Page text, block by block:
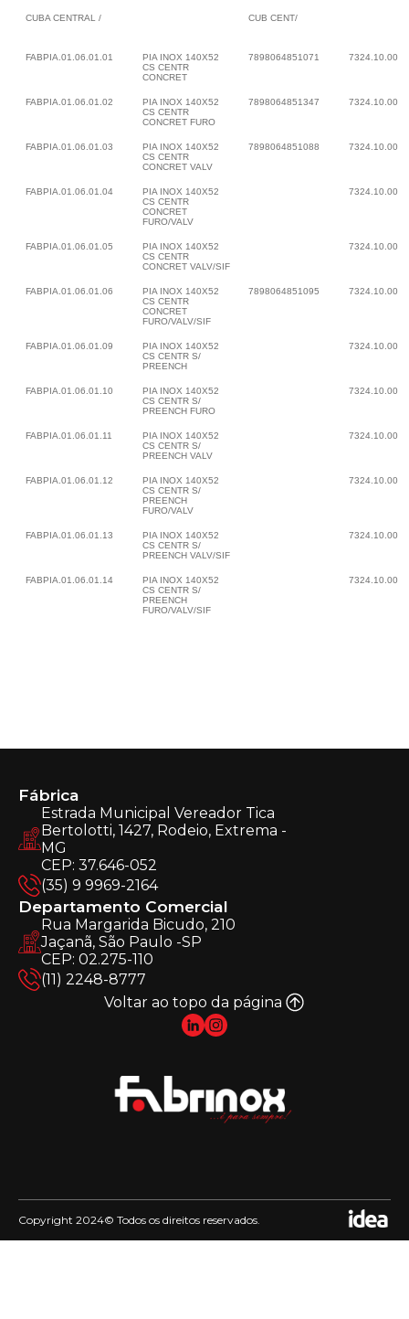
CUBA CENTRAL / CUB CENT/
FABPIA.01.06.01.01
PIA INOX 140X52
CS CENTR
CONCRET
7898064851071 7324.10.00
FABPIA.01.06.01.02
PIA INOX 140X52
CS CENTR
CONCRET FURO
7898064851347 7324.10.00
FABPIA.01.06.01.03
PIA INOX 140X52
CS CENTR
CONCRET VALV
7898064851088 7324.10.00
FABPIA.01.06.01.04
PIA INOX 140X52
CS CENTR
CONCRET
FURO/VALV
7324.10.00
FABPIA.01.06.01.05
PIA INOX 140X52
CS CENTR
CONCRET VALV/SIF
7324.10.00
FABPIA.01.06.01.06
PIA INOX 140X52
CS CENTR
CONCRET
FURO/VALV/SIF
7898064851095 7324.10.00
FABPIA.01.06.01.09
PIA INOX 140X52
CS CENTR S/
PREENCH
7324.10.00
FABPIA.01.06.01.10
PIA INOX 140X52
CS CENTR S/
PREENCH FURO
7324.10.00
FABPIA.01.06.01.11
PIA INOX 140X52
CS CENTR S/
PREENCH VALV
7324.10.00
FABPIA.01.06.01.12
PIA INOX 140X52
CS CENTR S/
PREENCH
FURO/VALV
7324.10.00
FABPIA.01.06.01.13
PIA INOX 140X52
CS CENTR S/
PREENCH VALV/SIF
7324.10.00
FABPIA.01.06.01.14
PIA INOX 140X52
CS CENTR S/
PREENCH
FURO/VALV/SIF
7324.10.00
Fábrica
Estrada Municipal Vereador Tica
Bertolotti, 1427, Rodeio, Extrema -
MG
CEP: 37.646-052
(35) 9 9969-2164
Departamento Comercial
Rua Margarida Bicudo, 210
Jaçanã, São Paulo -SP
CEP: 02.275-110
(11) 2248-8777
Voltar ao topo da página
Copyright 2024© Todos os direitos reservados.